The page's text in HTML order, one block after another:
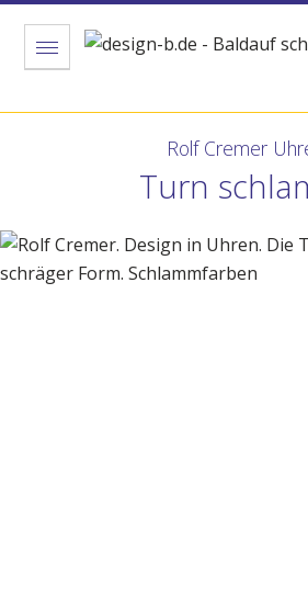
Menu
Rolf Cremer
Turn